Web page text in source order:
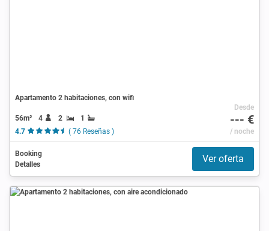
Apartamento 2 habitaciones, con wifi
56m² 4 2
1
4.7
( 76 Reseñas )
Desde
--- €
/ noche
Booking
Detalles
Ver oferta